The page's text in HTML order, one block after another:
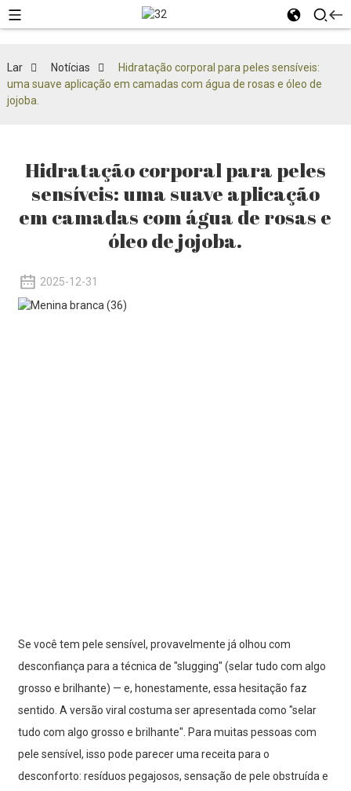
Lar Notícias
Hidratação corporal para peles sensíveis:
uma suave aplicação em camadas com água de rosas e óleo de
jojoba.
Hidratação corporal para peles
sensíveis: uma suave aplicação
em camadas com água de rosas e
óleo de jojoba.
2025-12-31
Se você tem pele sensível, provavelmente já olhou com
desconfiança para a técnica de "slugging" (selar tudo com algo
grosso e brilhante) — e, honestamente, essa hesitação faz
sentido. A versão viral costuma ser apresentada como "selar
tudo com algo grosso e brilhante". Para muitas pessoas com
pele sensível, isso pode parecer uma receita para o
desconforto: resíduos pegajosos, sensação de pele obstruída e